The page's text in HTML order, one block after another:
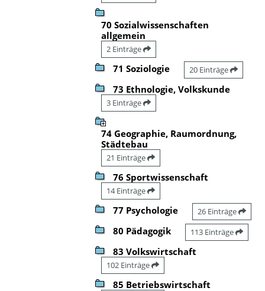
70 Sozialwissenschaften
allgemein
2 Einträge
71 Soziologie 20 Einträge
73 Ethnologie, Volkskunde
3 Einträge
74 Geographie, Raumordnung,
Städtebau
21 Einträge
76 Sportwissenschaft
14 Einträge
77 Psychologie 26 Einträge
80 Pädagogik 113 Einträge
83 Volkswirtschaft
102 Einträge
85 Betriebswirtschaft